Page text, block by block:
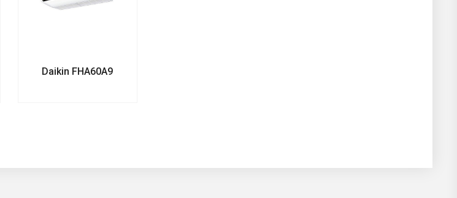
Daikin FHA60A9